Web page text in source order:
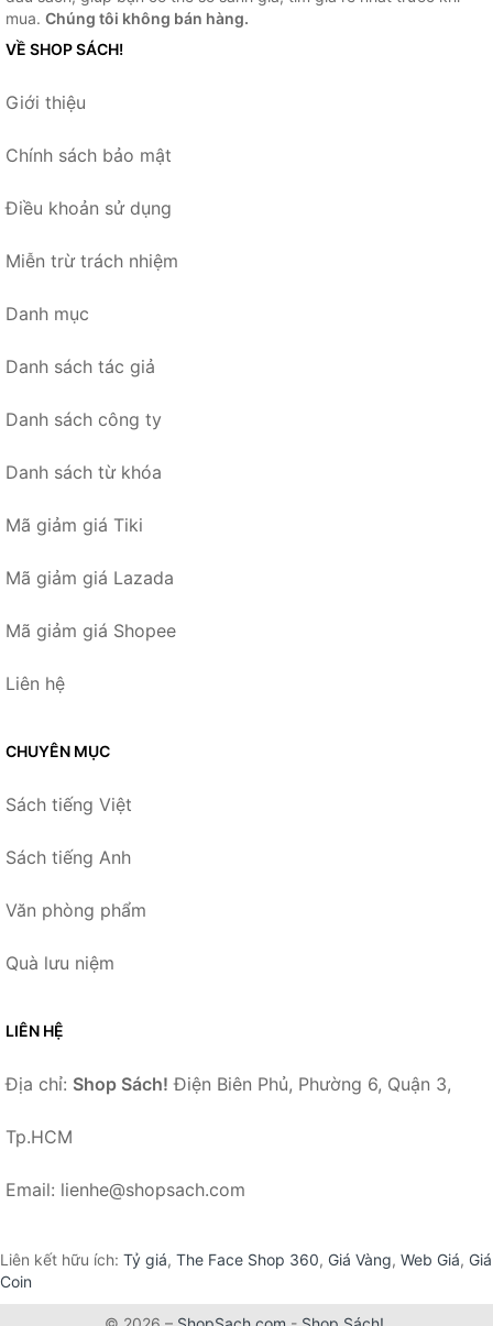
mua. Chúng tôi không bán hàng.
VỀ SHOP SÁCH!
Giới thiệu
Chính sách bảo mật
Điều khoản sử dụng
Miễn trừ trách nhiệm
Danh mục
Danh sách tác giả
Danh sách công ty
Danh sách từ khóa
Mã giảm giá Tiki
Mã giảm giá Lazada
Mã giảm giá Shopee
Liên hệ
CHUYÊN MỤC
Sách tiếng Việt
Sách tiếng Anh
Văn phòng phẩm
Quà lưu niệm
LIÊN HỆ
Địa chỉ: Shop Sách! Điện Biên Phủ, Phường 6, Quận 3,
Tp.HCM
Email: lienhe@shopsach.com
Liên kết hữu ích: Tỷ giá, The Face Shop 360, Giá Vàng, Web Giá, Giá
Coin